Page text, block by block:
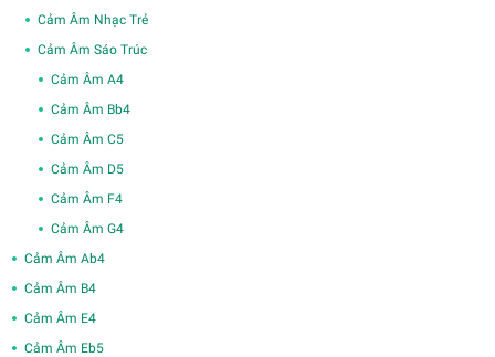
Cảm Âm Nhạc Trẻ
Cảm Âm Sáo Trúc
Cảm Âm A4
Cảm Âm Bb4
Cảm Âm C5
Cảm Âm D5
Cảm Âm F4
Cảm Âm G4
Cảm Âm Ab4
Cảm Âm B4
Cảm Âm E4
Cảm Âm Eb5